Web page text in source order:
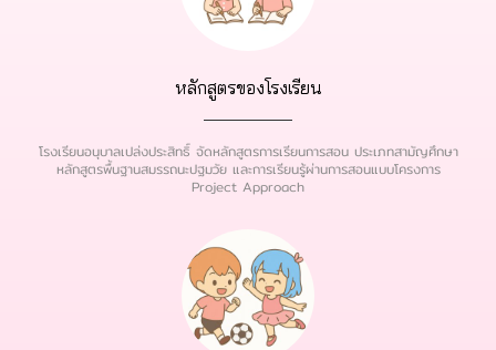
หลักสูตรของโรงเรียน
โรงเรียนอนุบาลเปล่งประสิทธิ์ จัดหลักสูตรการเรียนการสอน ประเภทสามัญศึกษา
หลักสูตรพื้นฐานสมรรถนะปฐมวัย และการเรียนรู้ผ่านการสอนแบบโครงการ
Project Approach